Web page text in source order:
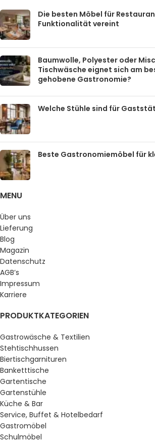
Die besten Möbel für
Funktionalität vereint
Baumwolle, Polyester oder
Tischwäsche eignet sich am
gehobene Gastronomie?
Welche Stühle sind für
Beste Gastronomiemöbel für
MENU
Über uns
Lieferung
Blog
Magazin
Datenschutz
AGB’s
Impressum
Karriere
PRODUKTKATEGORIEN
Gastrowäsche & Textilien
Stehtischhussen
Biertischgarnituren
Banketttische
Gartentische
Gartenstühle
Küche & Bar
Service, Buffet & Hotelbedarf
Gastromöbel
Schulmöbel